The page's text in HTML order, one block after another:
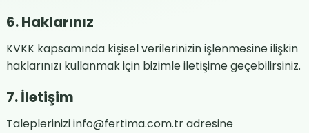
6. Haklarınız
KVKK kapsamında kişisel verilerinizin işlenmesine ilişkin
haklarınızı kullanmak için bizimle iletişime geçebilirsiniz.
7. İletişim
Talepleriniziinfo@fertima.com.tradresine